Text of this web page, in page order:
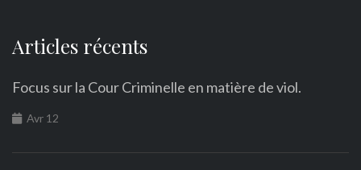
Articles récents
Focus sur la Cour Criminelle en matière de viol.
Avr 12